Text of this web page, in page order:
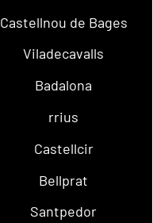
Castellnou de Bages
Viladecavalls
Badalona
rrius
Castellcir
Bellprat
Santpedor